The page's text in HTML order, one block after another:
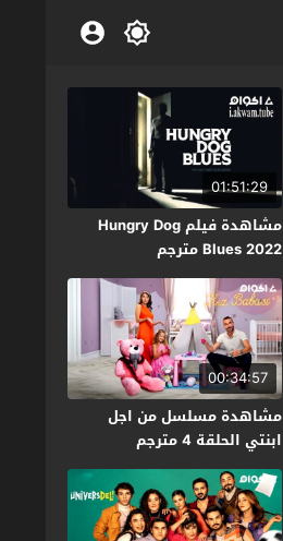
01:51:29
مشاهدة فيلم Hungry Dog
Blues 2022 مترجم
00:34:57
مشاهدة مسلسل من اجل
ابنتي الحلقة 4 مترجم